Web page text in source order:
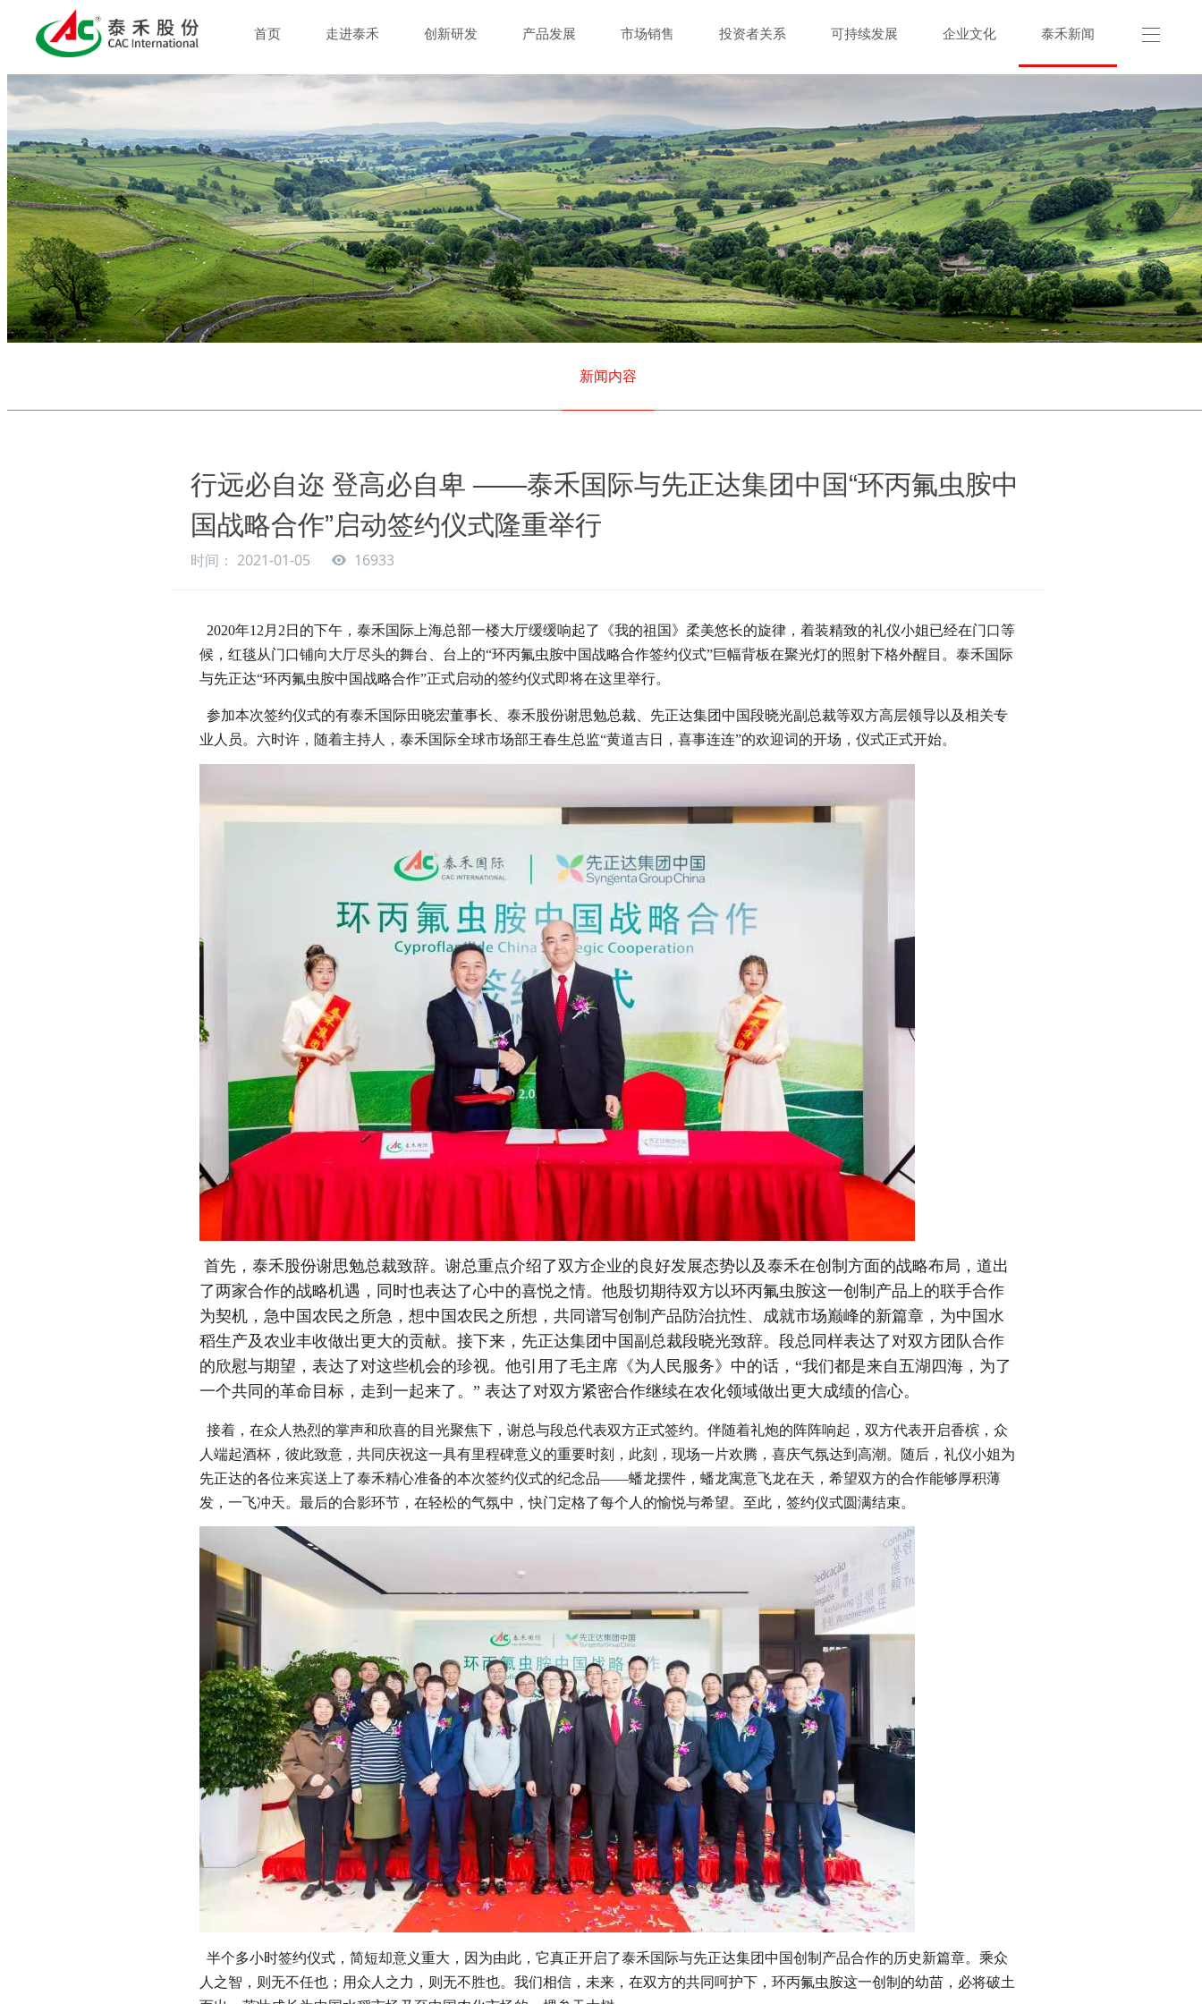
首页 走进泰禾 创新研发 产品发展 市场销售 投资者关系 可持续发展 企业文化 泰禾新闻 联系我们
新闻内容
行远必自迩 登高必自卑 ——泰禾国际与先正达集团中国“环丙氟虫胺中
国战略合作”启动签约仪式隆重举行
时间： 2021-01-05 16933
2020年12月2日的下午，泰禾国际上海总部一楼大厅缓缓响起了《我的祖国》柔美悠长的旋律，着装精致的礼仪小姐已经在门口等
候，红毯从门口铺向大厅尽头的舞台、台上的“环丙氟虫胺中国战略合作签约仪式”巨幅背板在聚光灯的照射下格外醒目。泰禾国际
与先正达“环丙氟虫胺中国战略合作”正式启动的签约仪式即将在这里举行。
参加本次签约仪式的有泰禾国际田晓宏董事长、泰禾股份谢思勉总裁、先正达集团中国段晓光副总裁等双方高层领导以及相关专
业人员。六时许，随着主持人，泰禾国际全球市场部王春生总监“黄道吉日，喜事连连”的欢迎词的开场，仪式正式开始。
首先，泰禾股份谢思勉总裁致辞。谢总重点介绍了双方企业的良好发展态势以及泰禾在创制方面的战略布局，道出
了两家合作的战略机遇，同时也表达了心中的喜悦之情。他殷切期待双方以环丙氟虫胺这一创制产品上的联手合作
为契机，急中国农民之所急，想中国农民之所想，共同谱写创制产品防治抗性、成就市场巅峰的新篇章，为中国水
稻生产及农业丰收做出更大的贡献。接下来，先正达集团中国副总裁段晓光致辞。段总同样表达了对双方团队合作
的欣慰与期望，表达了对这些机会的珍视。他引用了毛主席《为人民服务》中的话，“我们都是来自五湖四海，为了
一个共同的革命目标，走到一起来了。” 表达了对双方紧密合作继续在农化领域做出更大成绩的信心。
接着，在众人热烈的掌声和欣喜的目光聚焦下，谢总与段总代表双方正式签约。伴随着礼炮的阵阵响起，双方代表开启香槟，众
人端起酒杯，彼此致意，共同庆祝这一具有里程碑意义的重要时刻，此刻，现场一片欢腾，喜庆气氛达到高潮。随后，礼仪小姐为
先正达的各位来宾送上了泰禾精心准备的本次签约仪式的纪念品——蟠龙摆件，蟠龙寓意飞龙在天，希望双方的合作能够厚积薄
发，一飞冲天。最后的合影环节，在轻松的气氛中，快门定格了每个人的愉悦与希望。至此，签约仪式圆满结束。
半个多小时签约仪式，简短却意义重大，因为由此，它真正开启了泰禾国际与先正达集团中国创制产品合作的历史新篇章。乘众
人之智，则无不任也；用众人之力，则无不胜也。我们相信，未来，在双方的共同呵护下，环丙氟虫胺这一创制的幼苗，必将破土